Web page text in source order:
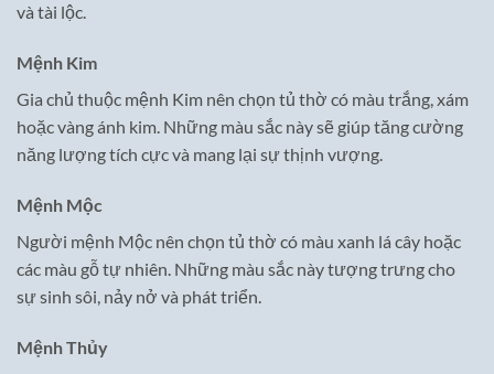
và tài lộc.
Mệnh Kim
Gia chủ thuộc mệnh Kim nên chọn tủ thờ có màu trắng, xám
hoặc vàng ánh kim. Những màu sắc này sẽ giúp tăng cường
năng lượng tích cực và mang lại sự thịnh vượng.
Mệnh Mộc
Người mệnh Mộc nên chọn tủ thờ có màu xanh lá cây hoặc
các màu gỗ tự nhiên. Những màu sắc này tượng trưng cho
sự sinh sôi, nảy nở và phát triển.
Mệnh Thủy